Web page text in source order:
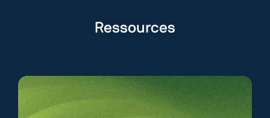
Ressources